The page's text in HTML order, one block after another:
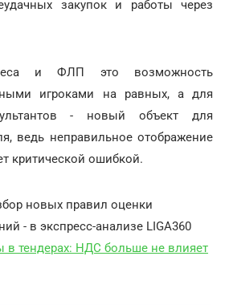
закупок и работы через
и ФЛП это возможность
игроками на равных, а для
- новый объект для
ведь неправильное отображение
критической ошибкой.
новых правил оценки
- в экспресс-анализе LIGA360
в тендерах: НДС больше не влияет